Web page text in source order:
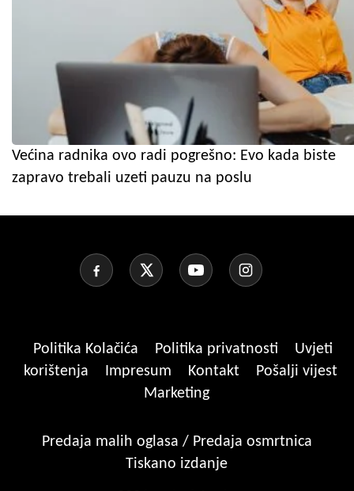
Većina radnika ovo radi pogrešno: Evo kada biste
zapravo trebali uzeti pauzu na poslu
Politika Kolačića Politika privatnosti
Uvjeti
korištenja
Impresum Kontakt
Pošalji vijest
Marketing
Predaja malih oglasa / Predaja osmrtnica
Tiskano izdanje